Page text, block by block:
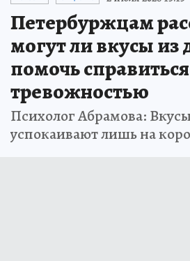
Петербуржцам
могут ли вкусы из
помочь
тревожностью
Психолог Абрамова:
успокаивают лишь на